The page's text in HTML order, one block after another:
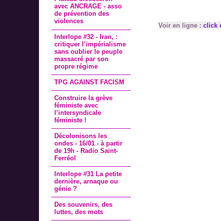
avec ANCRAGE - asso
de prévention des
violences
Interlope #32 - Iran, :
critiquer l’impérialisme
sans oublier le peuple
massacré par son
propre régime
TPG AGAINST FACISM
Construire la grève
féministe avec
l’intersyndicale
féministe !
Décolonisons les
ondes - 16/01 - à partir
de 19h - Radio Saint-
Ferréol
Interlope #31 La petite
dernière, arnaque ou
génie ?
Des souvenirs, des
luttes, des mots
Voir en ligne : click